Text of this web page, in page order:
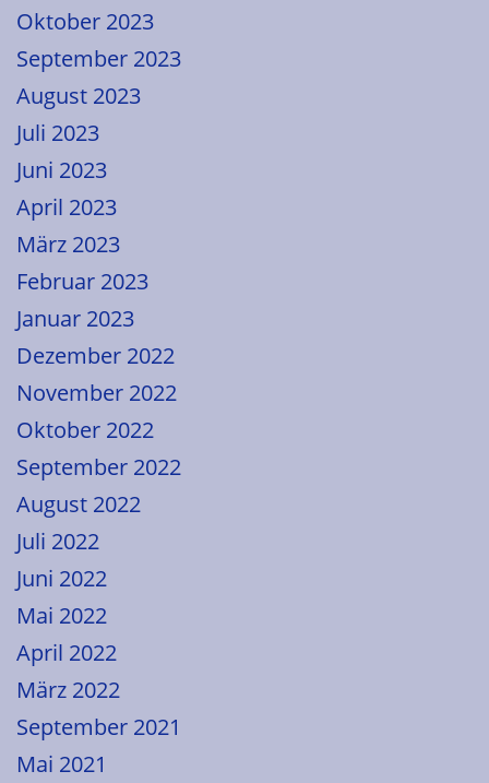
Oktober 2023
September 2023
August 2023
Juli 2023
Juni 2023
April 2023
März 2023
Februar 2023
Januar 2023
Dezember 2022
November 2022
Oktober 2022
September 2022
August 2022
Juli 2022
Juni 2022
Mai 2022
April 2022
März 2022
September 2021
Mai 2021